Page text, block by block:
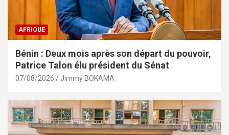
AFRIQUE
Bénin : Deux mois après son départ du pouvoir,
Patrice Talon élu président du Sénat
07/08/2026 Jimmy BOKAMA